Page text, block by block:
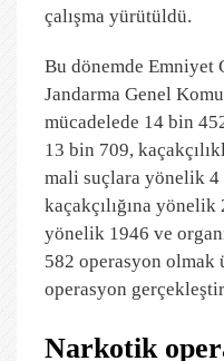
çalışma yürütüldü.
Bu dönemde Emniyet
Jandarma Genel
mücadelede 14 bin
13 bin 709,
mali suçlara yönelik 4
kaçakçılığına
yönelik 1946 ve
582 operasyon olmak
operasyon
Narkotik